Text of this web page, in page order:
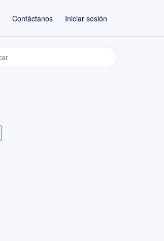
Contáctanos Iniciar sesión